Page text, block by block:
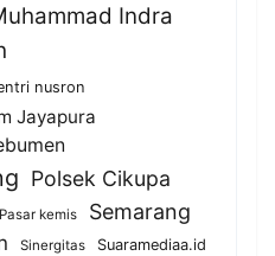
Indra
nusron
Jayapura
Polsek Cikupa
kemis Semarang
Sinergitas Suaramediaa.id